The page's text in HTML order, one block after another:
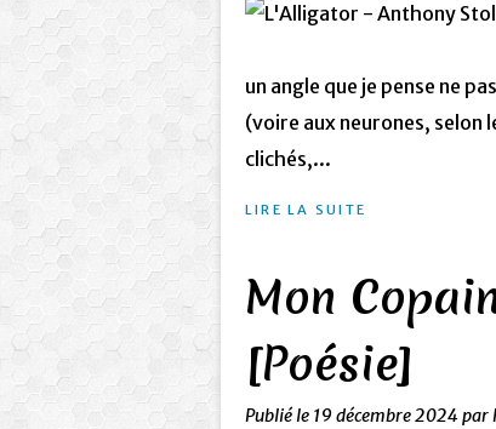
un angle que je pense ne
(voire aux neurones, selon
clichés,...
LIRE LA SUITE
Mon
[Poésie]
Publié le 19 décembre 2024par